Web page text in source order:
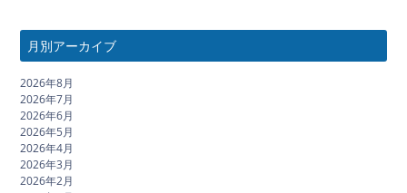
月別アーカイブ
2026年8月
2026年7月
2026年6月
2026年5月
2026年4月
2026年3月
2026年2月